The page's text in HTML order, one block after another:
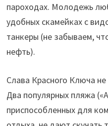
пароходах. Молодежь
удобных скамейках с
танкеры (не забываем,
нефть).
Слава Красного Ключа
Два популярных пляжа
приспособленных для